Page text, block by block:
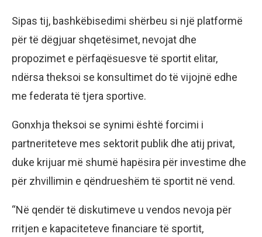
Sipas tij, bashkëbisedimi shërbeu si një platformë
për të dëgjuar shqetësimet, nevojat dhe
propozimet e përfaqësuesve të sportit elitar,
ndërsa theksoi se konsultimet do të vijojnë edhe
me federata të tjera sportive.
Gonxhja theksoi se synimi është forcimi i
partneriteteve mes sektorit publik dhe atij privat,
duke krijuar më shumë hapësira për investime dhe
për zhvillimin e qëndrueshëm të sportit në vend.
“Në qendër të diskutimeve u vendos nevoja për
rritjen e kapaciteteve financiare të sportit,